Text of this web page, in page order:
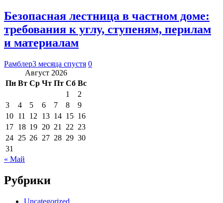
Безопасная лестница в частном доме:
требования к углу, ступеням, перилам
и материалам
Рамблер3 месяца спустя 0
Август 2026
Пн Вт Ср Чт Пт Сб Вс
1
2
3
4 5 6 7 8
9
10 11 12 13 14 15 16
17 18 19 20 21 22 23
24 25 26 27 28 29 30
31
« Май
Рубрики
Uncategorized